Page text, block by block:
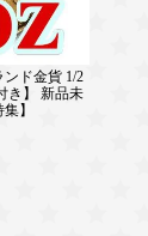
ンド金貨 1/2
き】 新品未
】